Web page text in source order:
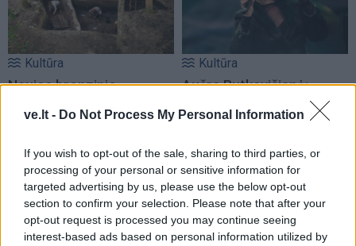
ve.lt - Do Not Process My Personal Information
If you wish to opt-out of the sale, sharing to third parties, or
processing of your personal or sensitive information for
targeted advertising by us, please use the below opt-out
section to confirm your selection. Please note that after your
opt-out request is processed you may continue seeing
interest-based ads based on personal information utilized by
Kultūra
Naujos bronzinio
Kultūra
Aušra Butkevičienė:
negaliu atskirti, kur -
darbas, o kur - pomėgis